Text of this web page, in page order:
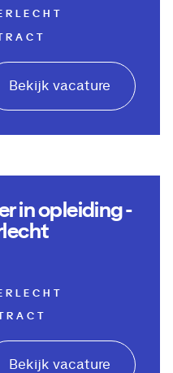
Bekijk vacature
in opleiding -
Bekijk vacature